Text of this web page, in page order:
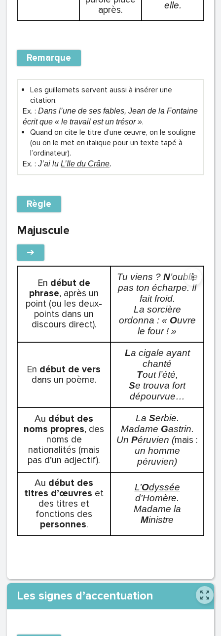
après.
elle.
Remarque
Les guillemets servent aussi à insérer une
citation.
Ex. : Dans l’une de ses fables, Jean de la Fontaine
écrit que « le travail est un trésor ».
Quand on cite le titre d’une œuvre, on le souligne
(ou on le met en italique pour un texte tapé à
l’ordinateur).
Ex. : J’ai lu L’Ile du Crâne.
Règle
Majuscule
➔
En début de
phrase, après un
point (ou les deux-
points dans un
discours direct).
Tu viens ? N’oublie
pas ton écharpe. Il
fait froid.
La sorcière
ordonna : « Ouvre
le four ! »
En début de vers
dans un poème.
La cigale ayant
chanté
Tout l’été,
Se trouva fort
dépourvue…
Au début des
noms propres, des
noms de
nationalités (mais
pas d’un adjectif).
La Serbie.
Madame Gastrin.
Un Péruvien (mais :
un homme
péruvien)
Au début des
titres d’œuvres et
des titres et
fonctions des
personnes.
L’Odyssée
d’Homère.
Madame la
Ministre
Les signes d’accentuation